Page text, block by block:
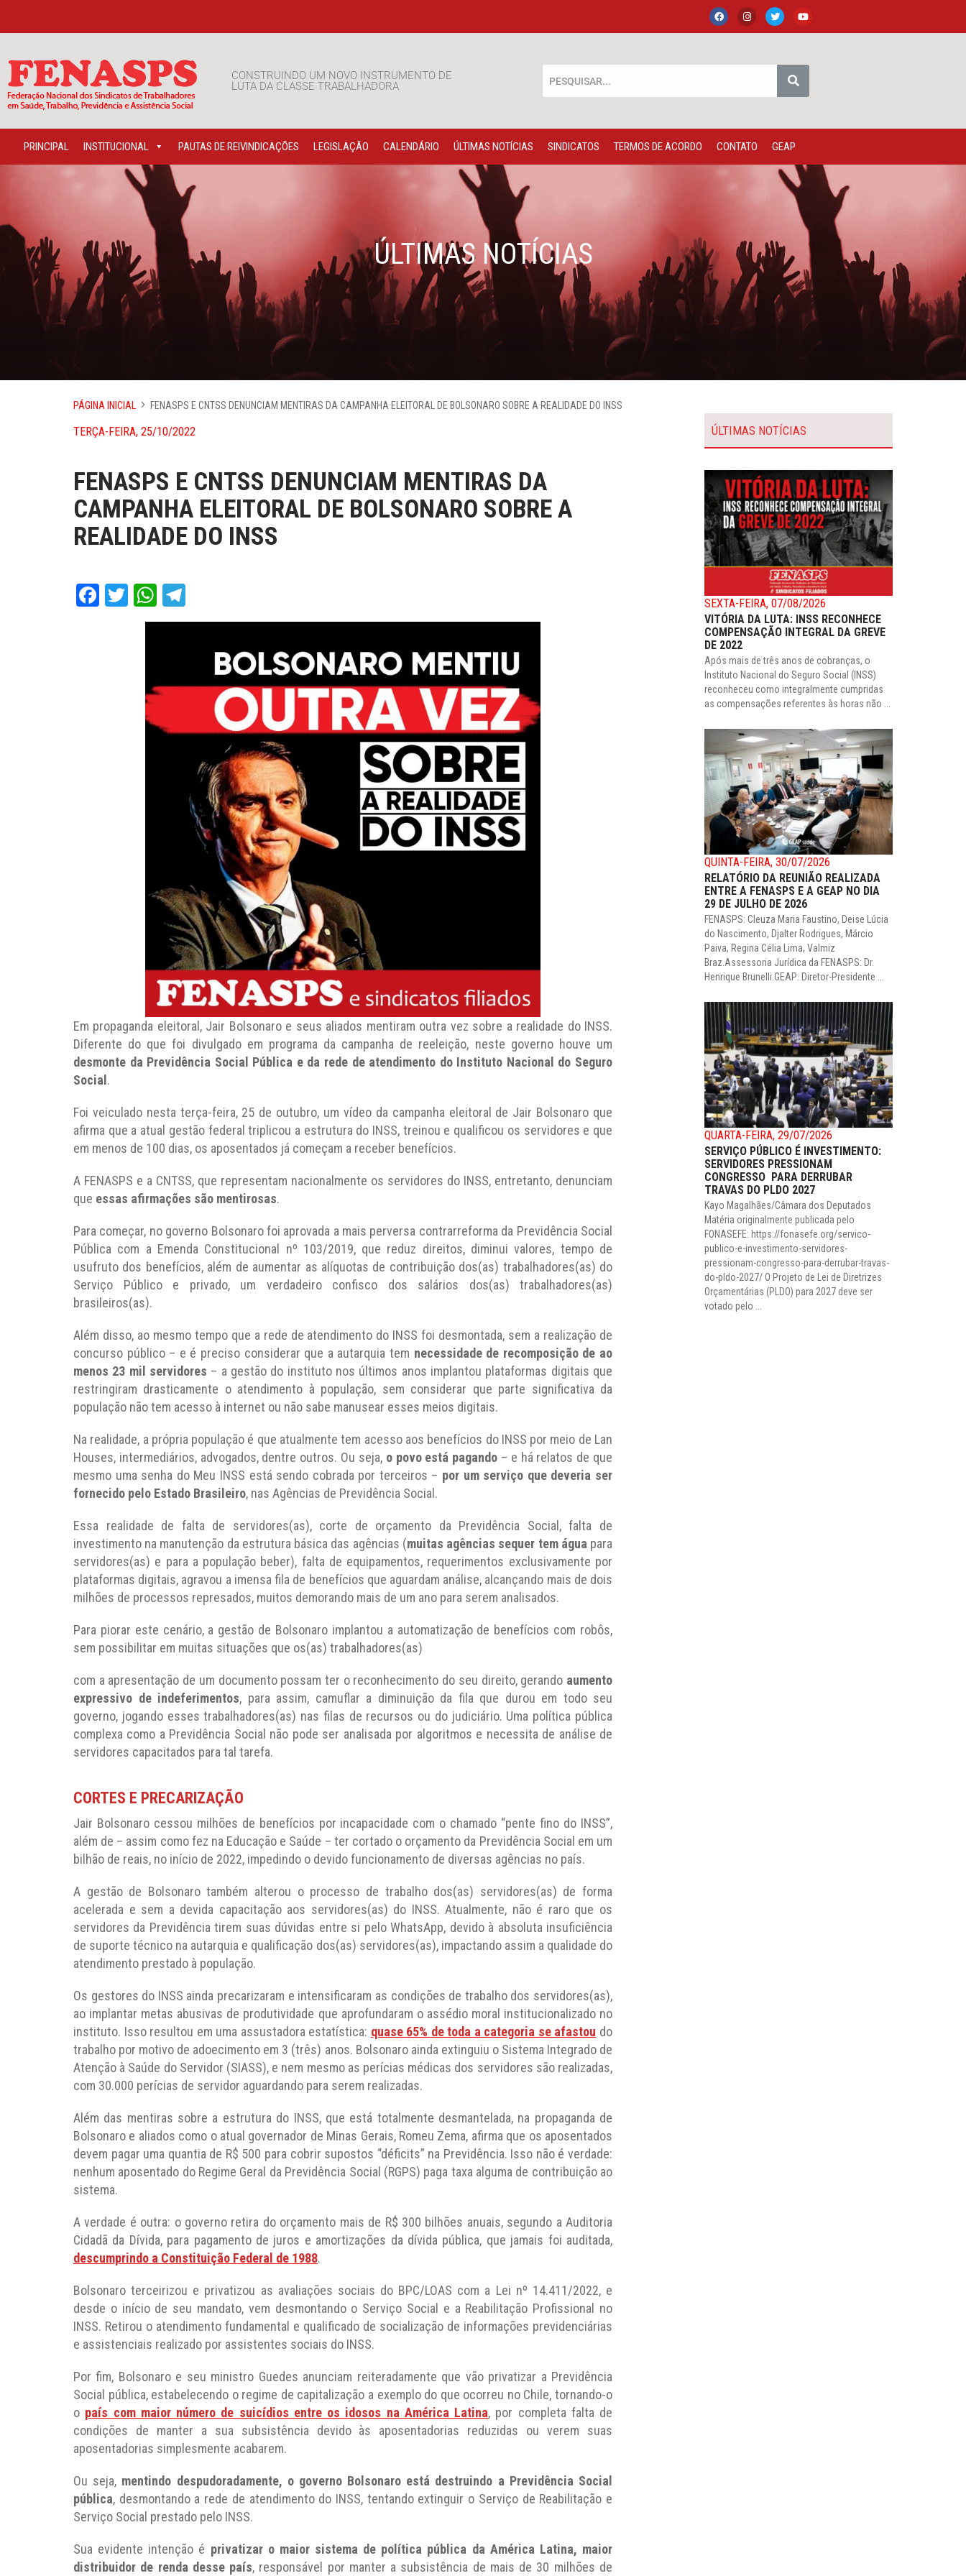
CONSTRUINDO UM NOVO INSTRUMENTO DE
LUTA DA CLASSE TRABALHADORA
PRINCIPAL INSTITUCIONAL PAUTAS DE REIVINDICAÇÕES LEGISLAÇÃO CALENDÁRIO ÚLTIMAS NOTÍCIAS SINDICATOS TERMOS DE ACORDO CONTATO GEAP
ÚLTIMAS NOTÍCIAS
PÁGINA INICIAL FENASPS E CNTSS DENUNCIAM MENTIRAS DA CAMPANHA ELEITORAL DE BOLSONARO SOBRE A REALIDADE DO INSS
TERÇA-FEIRA, 25/10/2022
FENASPS E CNTSS DENUNCIAM MENTIRAS DA
CAMPANHA ELEITORAL DE BOLSONARO SOBRE A
REALIDADE DO INSS
Facebook
TwitterWhatsApp
Em propaganda eleitoral, Jair Bolsonaro e seus aliados mentiram outra vez sobre a realidade do INSS.
Diferente do que foi divulgado em programa da campanha de reeleição, neste governo houve um
desmonte da Previdência Social Pública e da rede de atendimento do Instituto Nacional do Seguro
Social .
Foi veiculado nesta terça-feira, 25 de outubro, um vídeo da campanha eleitoral de Jair Bolsonaro que
afirma que a atual gestão federal triplicou a estrutura do INSS, treinou e qualificou os servidores e que
em menos de 100 dias, os aposentados já começam a receber benefícios.
A FENASPS e a CNTSS, que representam nacionalmente os servidores do INSS, entretanto, denunciam
que essas afirmações são mentirosas.
Para começar, no governo Bolsonaro foi aprovada a mais perversa contrarreforma da Previdência Social
Pública com a Emenda Constitucional nº 103/2019, que reduz direitos, diminui valores, tempo de
usufruto dos benefícios, além de aumentar as alíquotas de contribuição dos(as) trabalhadores(as) do
Serviço Público e privado, um verdadeiro confisco dos salários dos(as) trabalhadores(as)
brasileiros(as).
Além disso, ao mesmo tempo que a rede de atendimento do INSS foi desmontada, sem a realização de
concurso público – e é preciso considerar que a autarquia tem necessidade de recomposição de ao
menos 23 mil servidores – a gestão do instituto nos últimos anos implantou plataformas digitais que
restringiram drasticamente o atendimento à população, sem considerar que parte significativa da
população não tem acesso à internet ou não sabe manusear esses meios digitais.
Na realidade, a própria população é que atualmente tem acesso aos benefícios do INSS por meio de Lan
Houses, intermediários, advogados, dentre outros. Ou seja, o povo está pagando – e há relatos de que
mesmo uma senha do Meu INSS está sendo cobrada por terceiros – por um serviço que deveria ser
fornecido pelo Estado Brasileiro, nas Agências de Previdência Social.
Essa realidade de falta de servidores(as), corte de orçamento da Previdência Social, falta de
investimento na manutenção da estrutura básica das agências (muitas agências sequer tem água para
servidores(as) e para a população beber), falta de equipamentos, requerimentos exclusivamente por
plataformas digitais, agravou a imensa fila de benefícios que aguardam análise, alcançando mais de dois
milhões de processos represados, muitos demorando mais de um ano para serem analisados.
Para piorar este cenário, a gestão de Bolsonaro implantou a automatização de benefícios com robôs,
sem possibilitar em muitas situações que os(as) trabalhadores(as)
com a apresentação de um documento possam ter o reconhecimento do seu direito, gerando aumento
expressivo de indeferimentos, para assim, camuflar a diminuição da fila que durou em todo seu
governo, jogando esses trabalhadores(as) nas filas de recursos ou do judiciário. Uma política pública
complexa como a Previdência Social não pode ser analisada por algoritmos e necessita de análise de
servidores capacitados para tal tarefa.
CORTES E PRECARIZAÇÃO
Jair Bolsonaro cessou milhões de benefícios por incapacidade com o chamado “pente fino do INSS”,
além de – assim como fez na Educação e Saúde – ter cortado o orçamento da Previdência Social em um
bilhão de reais, no início de 2022, impedindo o devido funcionamento de diversas agências no país.
A gestão de Bolsonaro também alterou o processo de trabalho dos(as) servidores(as) de forma
acelerada e sem a devida capacitação aos servidores(as) do INSS. Atualmente, não é raro que os
servidores da Previdência tirem suas dúvidas entre si pelo WhatsApp, devido à absoluta insuficiência
de suporte técnico na autarquia e qualificação dos(as) servidores(as), impactando assim a qualidade do
atendimento prestado à população.
Os gestores do INSS ainda precarizaram e intensificaram as condições de trabalho dos servidores(as),
ao implantar metas abusivas de produtividade que aprofundaram o assédio moral institucionalizado no
instituto. Isso resultou em uma assustadora estatística: quase 65% de toda a categoria se afastou do
trabalho por motivo de adoecimento em 3 (três) anos. Bolsonaro ainda extinguiu o Sistema Integrado de
Atenção à Saúde do Servidor (SIASS), e nem mesmo as perícias médicas dos servidores são realizadas,
com 30.000 perícias de servidor aguardando para serem realizadas.
Além das mentiras sobre a estrutura do INSS, que está totalmente desmantelada, na propaganda de
Bolsonaro e aliados como o atual governador de Minas Gerais, Romeu Zema, afirma que os aposentados
devem pagar uma quantia de R$ 500 para cobrir supostos “déficits” na Previdência. Isso não é verdade:
nenhum aposentado do Regime Geral da Previdência Social (RGPS) paga taxa alguma de contribuição ao
sistema.
A verdade é outra: o governo retira do orçamento mais de R$ 300 bilhões anuais, segundo a Auditoria
Cidadã da Dívida, para pagamento de juros e amortizações da dívida pública, que jamais foi auditada,
descumprindo a Constituição Federal de 1988.
Bolsonaro terceirizou e privatizou as avaliações sociais do BPC/LOAS com a Lei nº 14.411/2022, e
desde o início de seu mandato, vem desmontando o Serviço Social e a Reabilitação Profissional no
INSS. Retirou o atendimento fundamental e qualificado de socialização de informações previdenciárias
e assistenciais realizado por assistentes sociais do INSS.
Por fim, Bolsonaro e seu ministro Guedes anunciam reiteradamente que vão privatizar a Previdência
Social pública, estabelecendo o regime de capitalização a exemplo do que ocorreu no Chile, tornando-o
o país com maior número de suicídios entre os idosos na América Latina, por completa falta de
condições de manter a sua subsistência devido às aposentadorias reduzidas ou verem suas
aposentadorias simplesmente acabarem.
Ou seja, mentindo despudoradamente, o governo Bolsonaro está destruindo a Previdência Social
pública, desmontando a rede de atendimento do INSS, tentando extinguir o Serviço de Reabilitação e
Serviço Social prestado pelo INSS.
Sua evidente intenção é privatizar o maior sistema de política pública da América Latina, maior
distribuidor de renda desse país, responsável por manter a subsistência de mais de 30 milhões de
ÚLTIMAS NOTÍCIAS
SEXTA-FEIRA, 07/08/2026
VITÓRIA DA LUTA: INSS RECONHECE
COMPENSAÇÃO INTEGRAL DA GREVE
DE 2022
Após mais de três anos de cobranças, o
Instituto Nacional do Seguro Social (INSS)
reconheceu como integralmente cumpridas
as compensações referentes às horas não ...
QUINTA-FEIRA, 30/07/2026
RELATÓRIO DA REUNIÃO REALIZADA
ENTRE A FENASPS E A GEAP NO DIA
29 DE JULHO DE 2026
FENASPS: Cleuza Maria Faustino, Deise Lúcia
do Nascimento, Djalter Rodrigues, Márcio
Paiva, Regina Célia Lima, Valmiz
Braz.Assessoria Jurídica da FENASPS: Dr.
Henrique Brunelli.GEAP: Diretor-Presidente ...
QUARTA-FEIRA, 29/07/2026
SERVIÇO PÚBLICO É INVESTIMENTO:
SERVIDORES PRESSIONAM
CONGRESSO PARA DERRUBAR
TRAVAS DO PLDO 2027
Kayo Magalhães/Câmara dos Deputados
Matéria originalmente publicada pelo
FONASEFE: https://fonasefe.org/servico-
publico-e-investimento-servidores-
pressionam-congresso-para-derrubar-travas-
do-pldo-2027/ O Projeto de Lei de Diretrizes
Orçamentárias (PLDO) para 2027 deve ser
votado pelo ...